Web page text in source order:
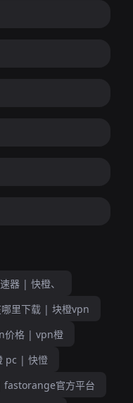
器 | 快橙、
里下载 | 块橙vpn
价格 | vpn橙
pc | 快憕
官方平台